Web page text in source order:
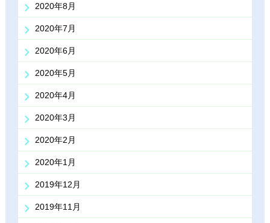
2020年8月
2020年7月
2020年6月
2020年5月
2020年4月
2020年3月
2020年2月
2020年1月
2019年12月
2019年11月